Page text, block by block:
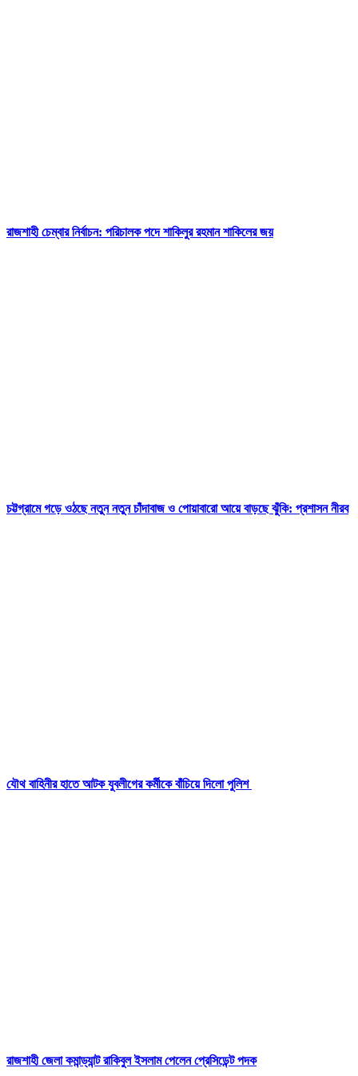
রাজশাহী চেম্বার নির্বাচন: পরিচালক পদে শাকিলুর রহমান শাকিলের জয়
চট্টগ্রামে গড়ে ওঠছে নতুন নতুন চাঁদাবাজ ও পোয়াবারো আয়ে বাড়ছে ঝুঁকি: প্রশাসন নীরব
যৌথ বাহিনীর হাতে আটক যুবলীগের কর্মীকে বাঁচিয়ে দিলো পুলিশ
রাজশাহী জেলা কমান্ড্যান্ট রাকিবুল ইসলাম পেলেন প্রেসিডেন্ট পদক